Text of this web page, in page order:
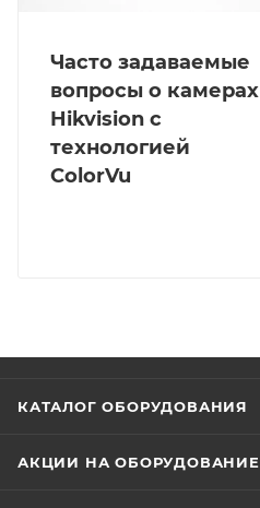
Часто задаваемые
вопросы о камерах
Hikvision с
технологией
ColorVu
КАТАЛОГ ОБОРУДОВАНИЯ
АКЦИИ НА ОБОРУДОВАНИЕ